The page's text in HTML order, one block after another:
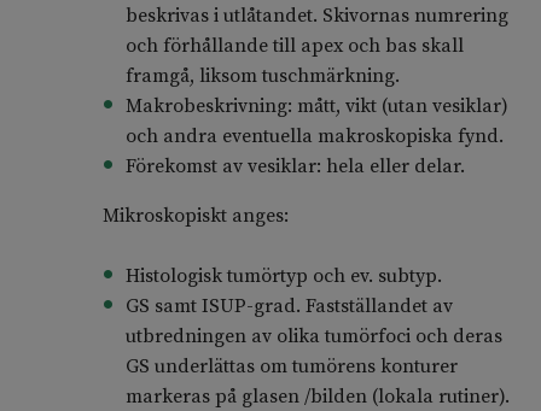
beskrivas i utlåtandet. Skivornas numrering
och förhållande till apex och bas skall
framgå, liksom tuschmärkning.
Makrobeskrivning: mått, vikt (utan vesiklar)
och andra eventuella makroskopiska fynd.
Förekomst av vesiklar: hela eller delar.
Mikroskopiskt anges:
Histologisk tumörtyp och ev. subtyp.
GS samt ISUP-grad. Fastställandet av
utbredningen av olika tumörfoci och deras
GS underlättas om tumörens konturer
markeras på glasen /bilden (lokala rutiner).